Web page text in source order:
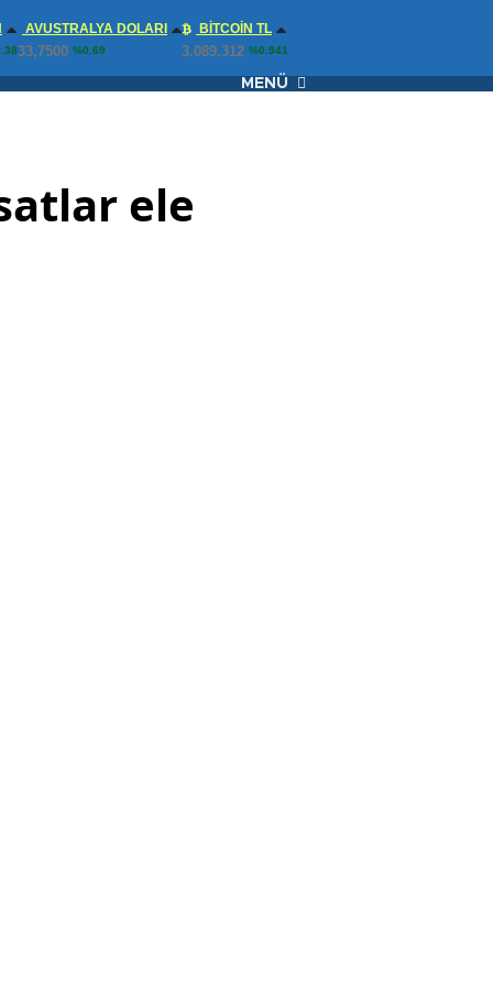
AVUSTRALYA DOLARI
33,7500 %0.69
BITCOIN TL
3.089.312 %0.941
MENÜ
ele